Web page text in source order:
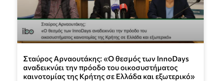
Σταύρος Αρναουτάκης: «Ο θεσμός των InnoDays
αναδεικνύει την πρόοδο του οικοσυστήματος
καινοτομίας της Κρήτης σε Ελλάδα και εξωτερικό»